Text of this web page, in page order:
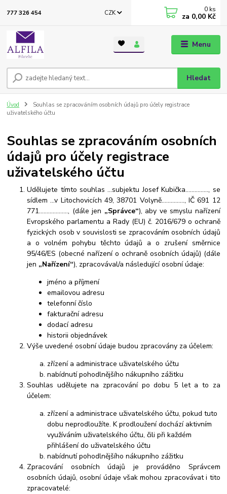
Menu
CZK
Hledat
777 326 454 0 ks
za 0,00 Kč
Úvod
Souhlas se zpracováním osobních údajů pro účely registrace
uživatelského účtu
Souhlas se zpracováním osobních
údajů pro účely registrace
uživatelského účtu
Udělujete tímto souhlas …subjektu Josef Kubička…………..., se
sídlem …v Litochovicích 49, 38701 Volyně……………, IČ 691 12
771………………., (dále jen „Správce“), aby ve smyslu nařízení
Evropského parlamentu a Rady (EU) č. 2016/679 o ochraně
fyzických osob v souvislosti se zpracováním osobních údajů
a o volném pohybu těchto údajů a o zrušení směrnice
95/46/ES (obecné nařízení o ochraně osobních údajů) (dále
jen „Nařízení“), zpracovával/a následující osobní údaje:
jméno a příjmení
emailovou adresu
telefonní číslo
fakturační adresu
dodací adresu
historii objednávek
Výše uvedené osobní údaje budou zpracovány za účelem:
zřízení a administrace uživatelského účtu
nabídnutí pohodlnějšího nákupního zážitku
Souhlas udělujete na zpracování po dobu 5 leta to za
účelem:
zřízení a administrace uživatelského účtu, pokud tuto
dobu neprodloužíte. K prodloužení dochází aktivním
využíváním uživatelského účtu, čili při každém
přihlášení do uživatelského účtu
nabídnutí pohodlnějšího nákupního zážitku
Zpracování osobních údajů je prováděno Správcem
osobních údajů, osobní údaje však mohou zpracovávat i tito
zpracovatelé: